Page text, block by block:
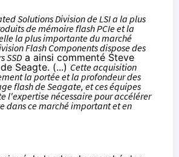
Solutions Division de LSI a la plus
de mémoire flash PCIe et la
la plus importante du marché
Flash Components dispose des
SSD a ainsi commenté Steve
Seagte. (...) Cette acquisition
la portée et la profondeur des
flash de Seagate, et ces équipes
l'expertise nécessaire pour accélérer
dans ce marché important et en